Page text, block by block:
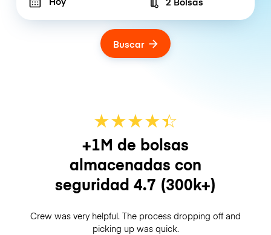
Number of bags
Buscar
★★★★☆
★
+1M de bolsas
almacenadas con
seguridad 4.7 (300k+)
Crew was very helpful. The process dropping off and
picking up was quick.